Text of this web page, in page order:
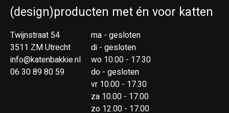
(design)producten met én voor katten
Twijnstraat 54
3511 ZM Utrecht
info@katenbakkie.nl
06 30 89 80 59
ma - gesloten
di - gesloten
wo 10.00 - 17.30
do - gesloten
vr 10.00 - 17.30
za 10.00 - 17.00
zo 12.00 - 17.00